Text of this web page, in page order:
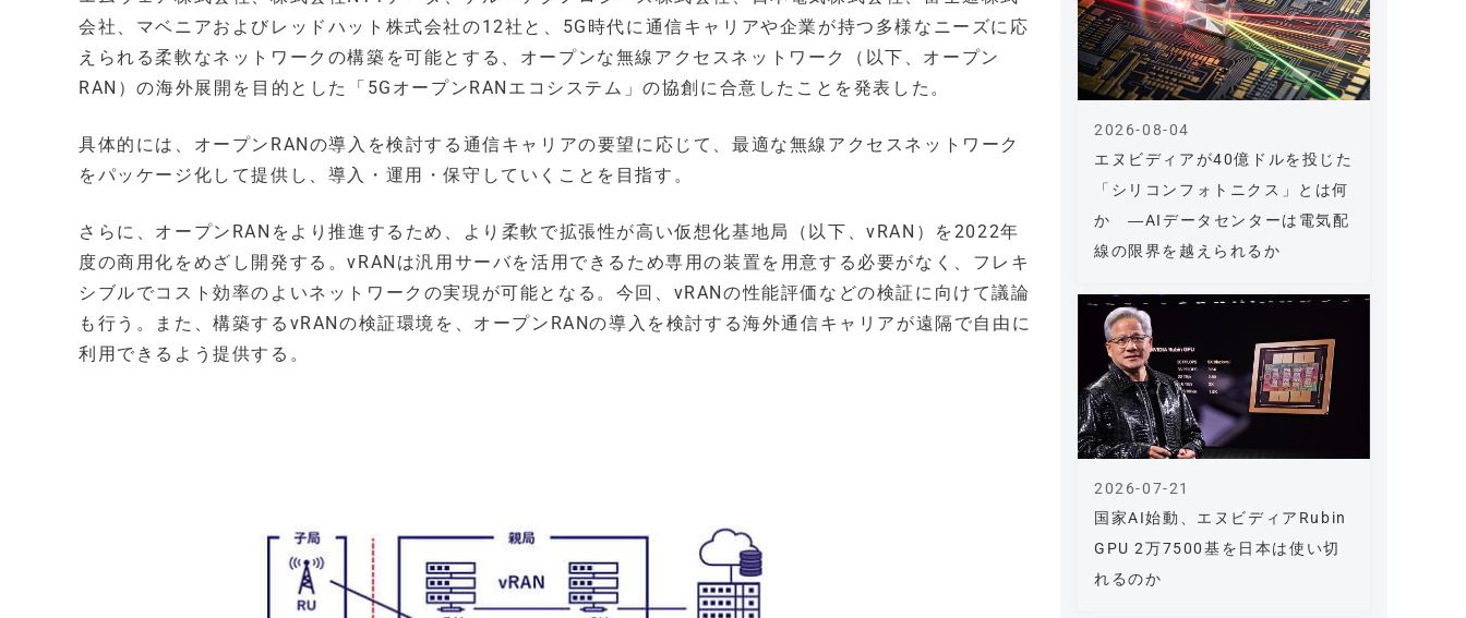
会社、マベニアおよびレッドハット株式会社の12社と、5G時代に通信キャリアや企業が持つ多様なニーズに応
えられる柔軟なネットワークの構築を可能とする、オープンな無線アクセスネットワーク（以下、オープン
RAN）の海外展開を目的とした「5GオープンRANエコシステム」の協創に合意したことを発表した。
具体的には、オープンRANの導入を検討する通信キャリアの要望に応じて、最適な無線アクセスネットワーク
をパッケージ化して提供し、導入・運用・保守していくことを目指す。
さらに、オープンRANをより推進するため、より柔軟で拡張性が高い仮想化基地局（以下、vRAN）を2022年
度の商用化をめざし開発する。vRANは汎用サーバを活用できるため専用の装置を用意する必要がなく、フレキ
シブルでコスト効率のよいネットワークの実現が可能となる。今回、vRANの性能評価などの検証に向けて議論
も行う。また、構築するvRANの検証環境を、オープンRANの導入を検討する海外通信キャリアが遠隔で自由に
利用できるよう提供する。
エヌビディアが40億ドルを投じた
「シリコンフォトニクス」とは何
か ―AIデータセンターは電気配
線の限界を越えられるか
2026-08-04
国家AI始動、エヌビディアRubin
GPU 2万7500基を日本は使い切
れるのか
2026-07-21